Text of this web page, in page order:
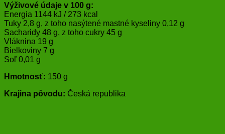
Výživové údaje v 100 g:
Energia 1144 kJ / 273 kcal
Tuky 2,8 g, z toho nasýtené mastné kyseliny 0,12 g
Sacharidy 48 g, z toho cukry 45 g
Vláknina 19 g
Bielkoviny 7 g
Soľ 0,01 g
Hmotnosť: 150 g
Krajina pôvodu: Česká republika